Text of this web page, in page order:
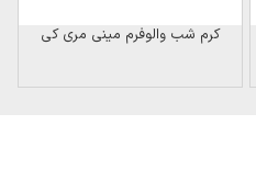
کرم شب والوفرم مینی مری کی